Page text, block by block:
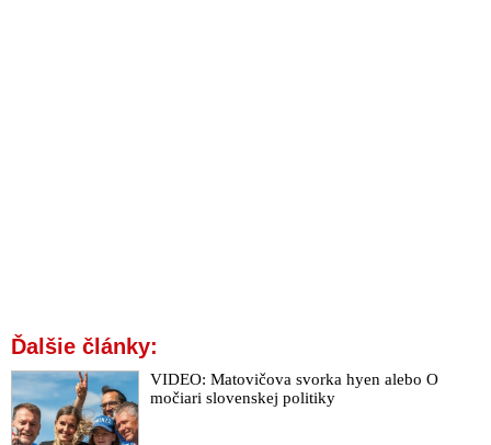
Ďalšie články:
VIDEO: Matovičova svorka hyen alebo O
močiari slovenskej politiky